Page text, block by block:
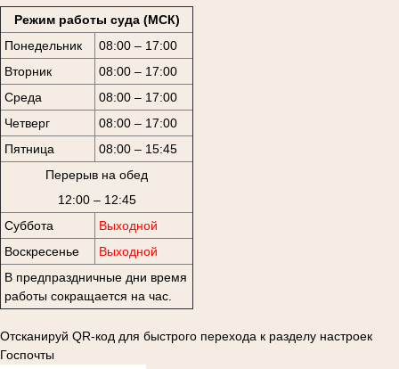
Режим работы суда (МСК)
Понедельник
08:00 – 17:00
Вторник
08:00 – 17:00
Среда
08:00 – 17:00
Четверг
08:00 – 17:00
Пятница
08:00 – 15:45
Перерыв на обед
12:00 – 12:45
Суббота
Выходной
Воскресенье
Выходной
В предпраздничные дни время
работы сокращается на час.
Отсканируй QR-код для быстрого перехода к разделу настроек
Госпочты